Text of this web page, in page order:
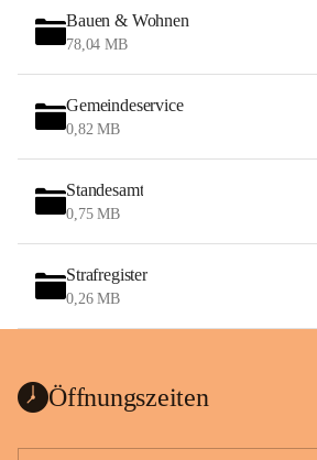
Bauen & Wohnen
78,04 MB
Gemeindeservice
0,82 MB
Standesamt
0,75 MB
Strafregister
0,26 MB
Öffnungszeiten